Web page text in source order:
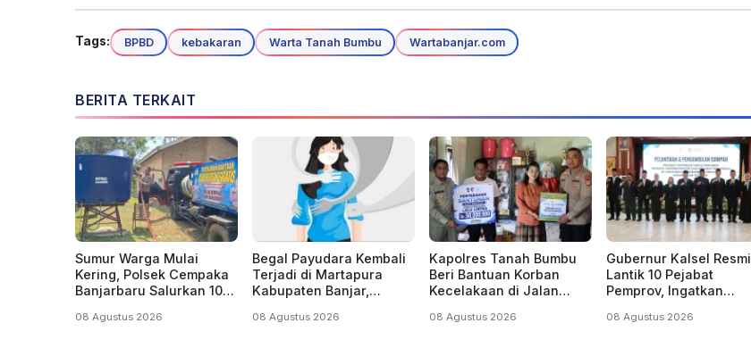
Tags: BPBD kebakaran Warta Tanah Bumbu Wartabanjar.com
BERITA TERKAIT
Sumur Warga Mulai
Kering, Polsek Cempaka
Banjarbaru Salurkan 10
08 Agustus 2026
Begal Payudara Kembali
Terjadi di Martapura
Kabupaten Banjar,
Melintas
08 Agustus 2026
Kapolres Tanah Bumbu
Beri Bantuan Korban
Kecelakaan di Jalan
08 Agustus 2026
Gubernur Kalsel Resmi
Lantik 10 Pejabat
Pemprov, Ingatkan
08 Agustus 2026